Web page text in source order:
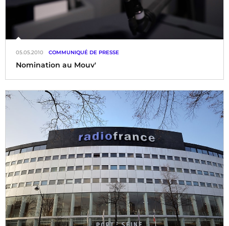
Nomination au Mouv'
05.05.2010 COMMUNIQUÉ DE PRESSE
Jean-François Latour, directeur des programmes du Mouv’
Sur proposition d’Hervé Riesen, directeur du Mouv’, Jean-
Luc Hees, Président-directeur général de Radio France a
nommé :